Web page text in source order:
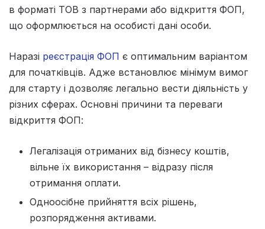
в форматі ТОВ з партнерами або відкриття ФОП,
що оформлюється на особисті дані особи.
Наразі реєстрація ФОП є оптимальним варіантом
для початківців. Адже встановлює мінімум вимог
для старту і дозволяє легально вести діяльність у
різних сферах. Основні причини та переваги
відкриття ФОП:
Легалізація отриманих від бізнесу коштів,
вільне їх використання – відразу після
отримання оплати.
Одноосібне прийняття всіх рішень,
розпорядження активами.